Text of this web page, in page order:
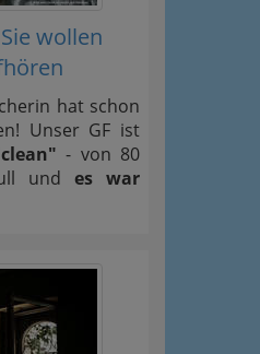
wollen
hat schon
Unser GF ist
- von 80
undes war